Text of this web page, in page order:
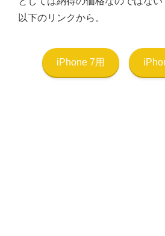
以下のリンクから。
iPhone 7用